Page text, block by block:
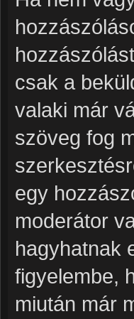
csak a
valaki már
szöveg fog
egy
moderátor
hagyhatnak
figyelembe,
miután már